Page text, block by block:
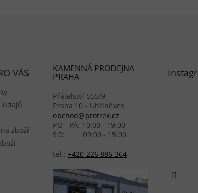
VÁS
údajů
zboží
KAMENNÁ PRODEJNA
PRAHA
Přátelství 555/9
Praha 10 - Uhříněves
obchod@protrek.cz
PO - PÁ: 10:00 - 19:00
SO: 09:00 - 15:00
tel.: +420 226 886 364